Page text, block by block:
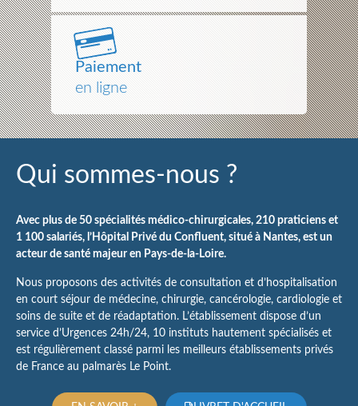
Paiement
en ligne
Qui sommes-nous ?
Avec plus de 50 spécialités médico-chirurgicales, 210 praticiens et
1 100 salariés, l’Hôpital Privé du Confluent, situé à Nantes, est un
acteur de santé majeur en Pays-de-la-Loire.
Nous proposons des activités de consultation et d’hospitalisation
en court séjour de médecine, chirurgie, cancérologie, cardiologie et
soins de suite et de réadaptation. L’établissement dispose d’un
service d’Urgences 24h/24, 10 instituts hautement spécialisés et
est régulièrement classé parmi les meilleurs établissements privés
de France au palmarès Le Point.